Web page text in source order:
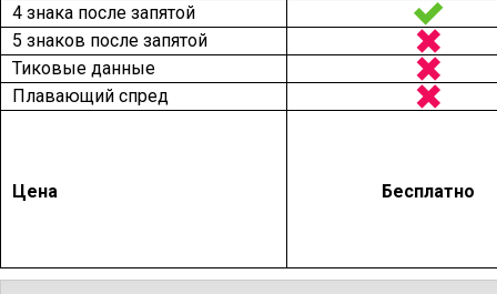
4 знака после запятой
5 знаков после запятой
Тиковые данные
Плавающий спред
Цена Бесплатно